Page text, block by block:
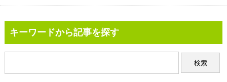
キーワードから記事を探す